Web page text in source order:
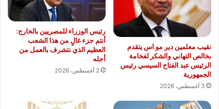
نقيب معلمين دير مو اس يتقدم
بخالص التهاني والشكر لفخامة
الرئيس عبد الفتاح السيسي رئيس
الجمهورية
3 أغسطس، 2026
رئيس الوزراء للمصريين بالخارج:
أنتم جزء غالٍ من هذا الشعب
العظيم الذي نتشرف بالعمل من
أجله
2 أغسطس، 2026